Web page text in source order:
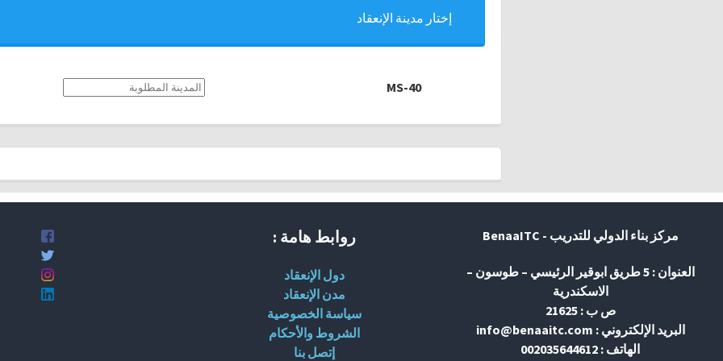
إختار مدينة الإنعقاد
MS-40
مركز بناء الدولي للتدريب - BenaaITC
العنوان : 5 طريق ابوقير الرئيسي – طوسون –
الاسكندرية
ص ب : 21625
البريد الإلكتروني : info@benaaitc.com
الهاتف : 002035644612
روابط هامة :
دول الإنعقاد
مدن الإنعقاد
سياسة الخصوصية
الشروط والأحكام
إتصل بنا